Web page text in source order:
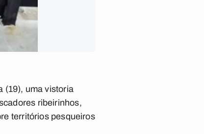
(19), uma vistoria
ribeirinhos,
territórios pesqueiros